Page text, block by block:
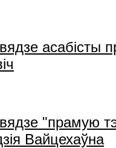
асабісты
"прамую
Вайцехаўна